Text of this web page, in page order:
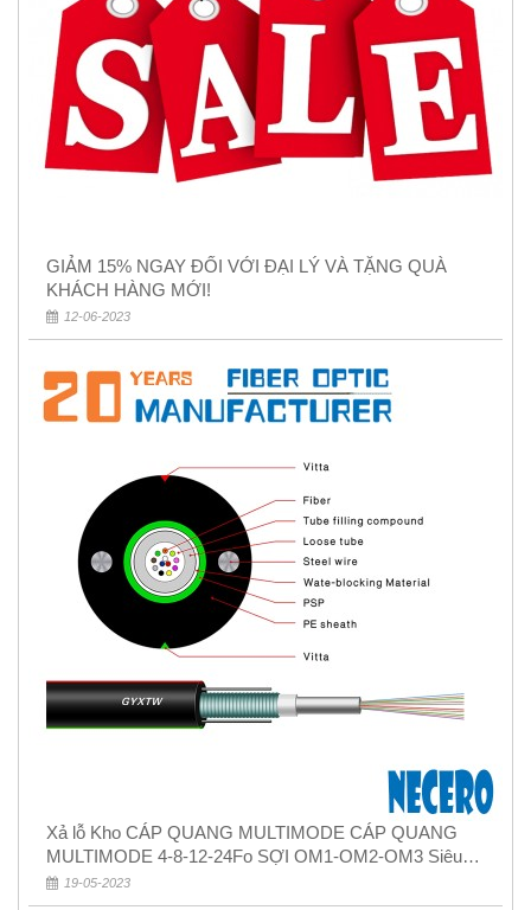
GIẢM 15% NGAY ĐỐI VỚI ĐẠI LÝ VÀ TẶNG QUÀ
KHÁCH HÀNG MỚI!
12-06-2023
Xả lỗ Kho CÁP QUANG MULTIMODE CÁP QUANG
MULTIMODE 4-8-12-24Fo SỢI OM1-OM2-OM3 Siêu
Rẻ 5k
19-05-2023